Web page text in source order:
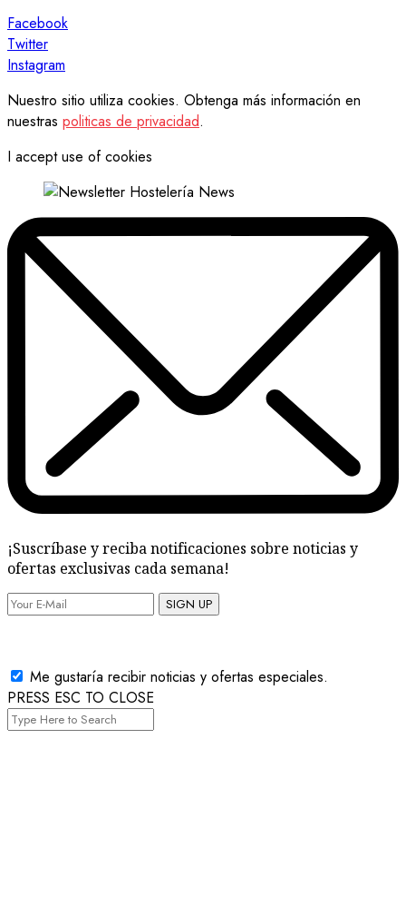
Facebook
Twitter
Instagram
Nuestro sitio utiliza cookies. Obtenga más información en
nuestras politicas de privacidad.
I accept use of cookies
¡Suscríbase y reciba notificaciones sobre noticias y
ofertas exclusivas cada semana!
SIGN UP
Me gustaría recibir noticias y ofertas especiales.
PRESS ESC TO CLOSE